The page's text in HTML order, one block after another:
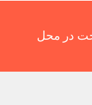
در محل